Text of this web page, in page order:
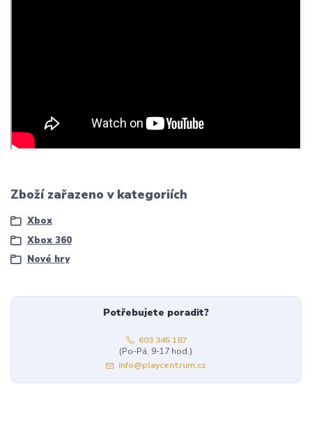
Zboží zařazeno v kategoriích
Xbox
Xbox 360
Nové hry
Potřebujete poradit?
603 345 187
(Po-Pá, 9-17 hod.)
info@playcentrum.cz